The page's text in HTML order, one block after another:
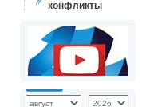
конфликты